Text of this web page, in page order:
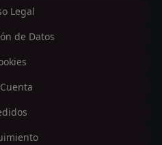
Legal
de Datos